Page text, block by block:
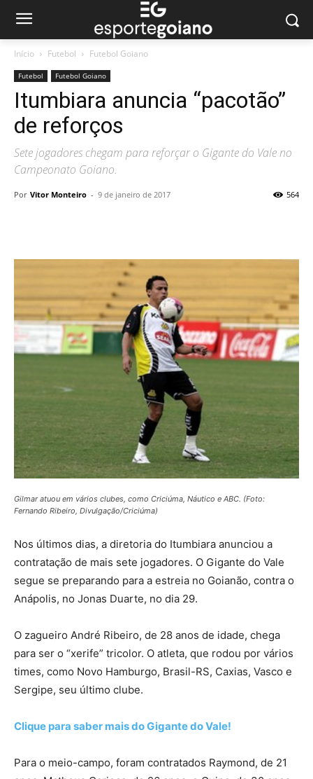
Início Futebol Futebol Goiano
Futebol Futebol Goiano
Itumbiara anuncia “pacotão”
de reforços
Sete jogadores chegam para reforçar o Gigante do Vale no
Campeonato Goiano.
Por Vitor Monteiro - 9 de janeiro de 2017 564
Gilmar atuou em vários clubes, como Criciúma, Náutico e ABC. (Foto:
Fernando Ribeiro, Divulgação/Criciúma)
Nos últimos dias, a diretoria do Itumbiara anunciou a
contratação de mais sete jogadores. O Gigante do Vale
segue se preparando para a estreia no Goianão, contra o
Anápolis, no Jonas Duarte, no dia 29.
O zagueiro André Ribeiro, de 28 anos de idade, chega
para ser o “xerife” tricolor. O atleta, que rodou por vários
times, como Novo Hamburgo, Brasil-RS, Caxias, Vasco e
Sergipe, seu último clube.
Clique para saber mais do Gigante do Vale!
Para o meio-campo, foram contratados Raymond, de 21